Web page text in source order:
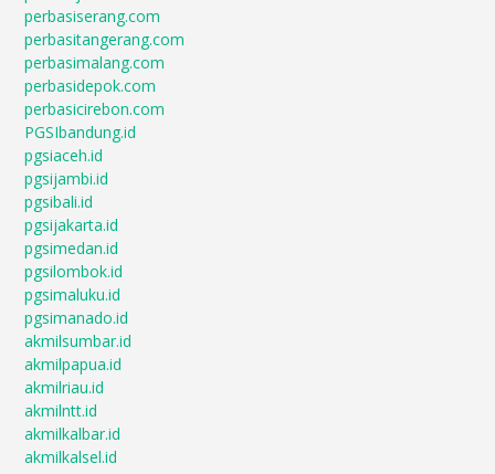
perbasiserang.com
perbasitangerang.com
perbasimalang.com
perbasidepok.com
perbasicirebon.com
PGSIbandung.id
pgsiaceh.id
pgsijambi.id
pgsibali.id
pgsijakarta.id
pgsimedan.id
pgsilombok.id
pgsimaluku.id
pgsimanado.id
akmilsumbar.id
akmilpapua.id
akmilriau.id
akmilntt.id
akmilkalbar.id
akmilkalsel.id